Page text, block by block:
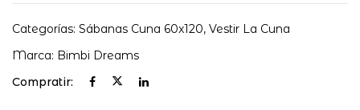
Categorías: Sábanas Cuna 60x120, Vestir La Cuna
Marca: Bimbi Dreams
Compratir: